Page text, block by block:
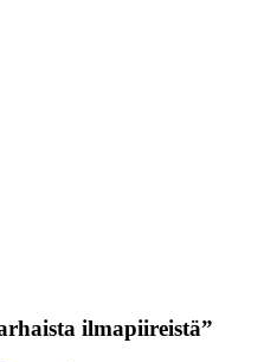
ilmapiireistä”